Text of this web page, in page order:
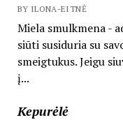
BY ILONA-EITNĖ
Miela smulkmena -
siūti susiduria su
smeigtukus. Jeigu
į...
Kepurėlė